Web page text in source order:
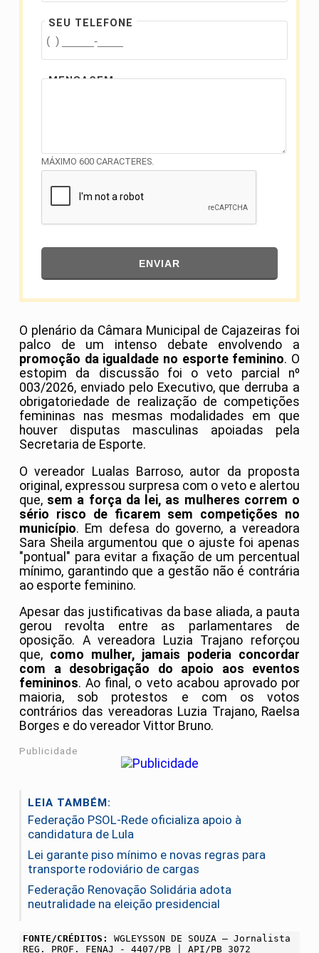
SEU TELEFONE
MENSAGEM
MÁXIMO 600 CARACTERES.
ENVIAR
O plenário da Câmara Municipal de Cajazeiras foi
palco de um intenso debate envolvendo a
promoção da igualdade no esporte feminino. O
estopim da discussão foi o veto parcial nº
003/2026, enviado pelo Executivo, que derruba a
obrigatoriedade de realização de competições
femininas nas mesmas modalidades em que
houver disputas masculinas apoiadas pela
Secretaria de Esporte.
O vereador Lualas Barroso, autor da proposta
original, expressou surpresa com o veto e alertou
que, sem a força da lei, as mulheres correm o
sério risco de ficarem sem competições no
município. Em defesa do governo, a vereadora
Sara Sheila argumentou que o ajuste foi apenas
"pontual" para evitar a fixação de um percentual
mínimo, garantindo que a gestão não é contrária
ao esporte feminino.
Apesar das justificativas da base aliada, a pauta
gerou revolta entre as parlamentares de
oposição. A vereadora Luzia Trajano reforçou
que, como mulher, jamais poderia concordar
com a desobrigação do apoio aos eventos
femininos. Ao final, o veto acabou aprovado por
maioria, sob protestos e com os votos
contrários das vereadoras Luzia Trajano, Raelsa
Borges e do vereador Vittor Bruno.
Publicidade
LEIA TAMBÉM:
Federação PSOL-Rede oficializa apoio à
candidatura de Lula
Lei garante piso mínimo e novas regras para
transporte rodoviário de cargas
Federação Renovação Solidária adota
neutralidade na eleição presidencial
FONTE/CRÉDITOS:
WGLEYSSON DE SOUZA – Jornalista
REG. PROF. FENAJ - 4407/PB | API/PB 3072